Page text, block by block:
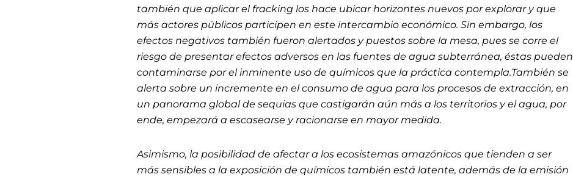
también que aplicar el fracking los hace ubicar horizontes nuevos por explorar y que
más actores públicos participen en este intercambio económico. Sin embargo, los
efectos negativos también fueron alertados y puestos sobre la mesa, pues se corre el
riesgo de presentar efectos adversos en las fuentes de agua subterránea, éstas pueden
contaminarse por el inminente uso de químicos que la práctica contempla.También se
alerta sobre un incremente en el consumo de agua para los procesos de extracción, en
un panorama global de sequias que castigarán aún más a los territorios y el agua, por
ende, empezará a escasearse y racionarse en mayor medida.
Asimismo, la posibilidad de afectar a los ecosistemas amazónicos que tienden a ser
más sensibles a la exposición de químicos también está latente, además de la emisión